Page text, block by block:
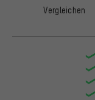
Vergleichen